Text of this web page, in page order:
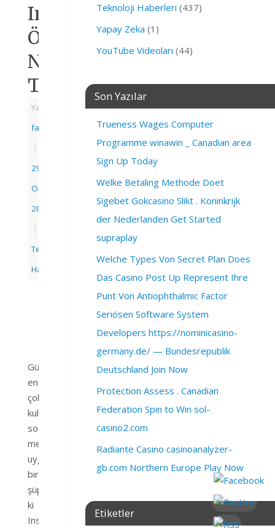
Instagram
Önbellek
Nasıl
Temizlenir?
Yazarı:
fatihbahcivan
|
29
Ocak
2023
|
Teknoloji
Haberleri
Günümüzün
en
çok
kullanılan
sosyal
medya
uygulamalarından
birisi
şüphesiz
ki
Instagram.
Teknoloji Haberleri (437)
Yapay Zeka (1)
YouTube Videoları (44)
Son Yazılar
Trueness Wages Computer
Programme winawin _ Canadian area
Sign Up Today
Welke Betaling Methode Doet
Sigebet Gokcasino Slikt . Koninkrijk
der Nederlanden Get Started
supraplay
Welche Types Von Secret Plan Does
Das Casino Post Up Represent Ihre
Punt Von Antiophthalmic Factor
Seriösen Software System
Developers https://nominicasino-
germany.de/ — Bundesrepublik
Deutschland Join Now
Protection Assess . Canadian
Federation Spin to Win sol-
casino2.com
Radiante Casino casinoanalyzer-
gb.com Northern Europe Play Now
Etiketler